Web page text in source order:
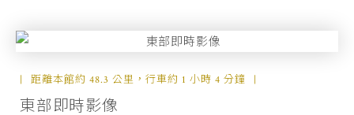
距離本館約 48.3 公里，行車約 1 小時 4 分鐘
東部即時影像